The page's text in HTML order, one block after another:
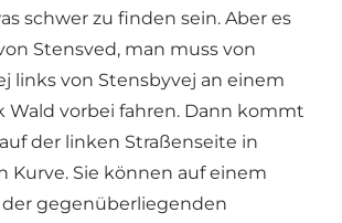
schwer zu finden sein. Aber es
Stensved, man muss von
links von Stensbyvej an einem
Wald vorbei fahren. Dann kommt
der linken Straßenseite in
Kurve. Sie können auf einem
der gegenüberliegenden